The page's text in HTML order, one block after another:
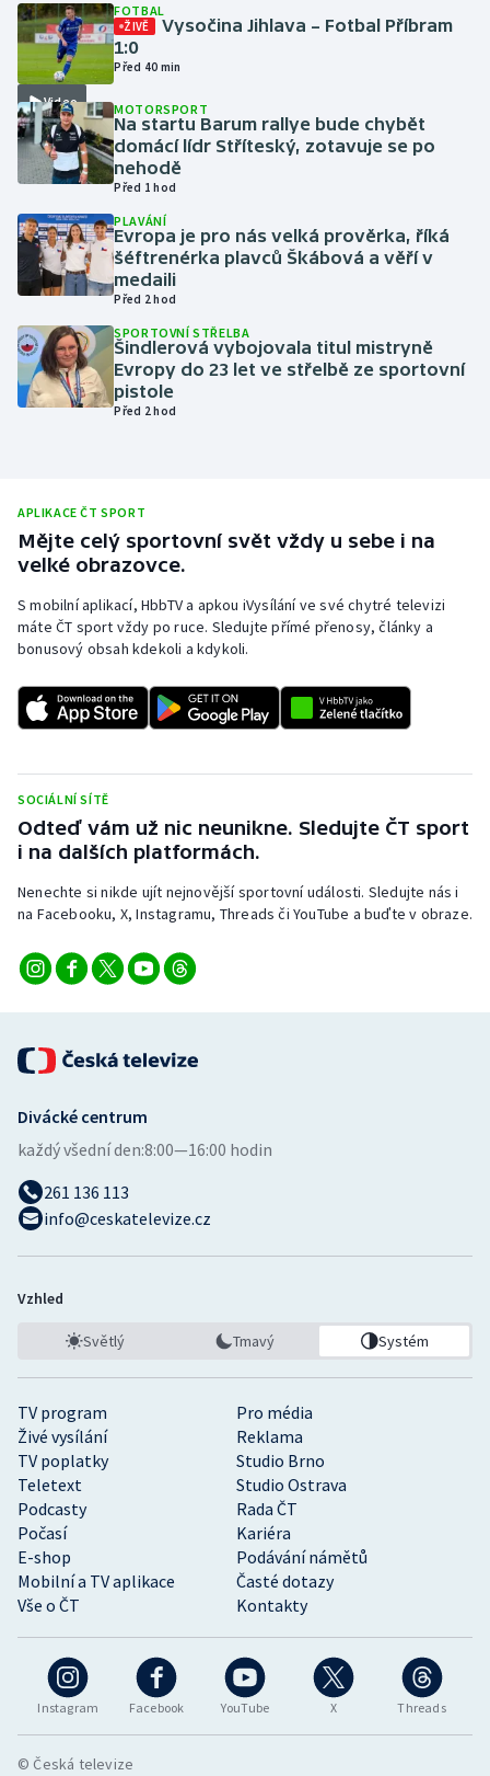
Judo
Krasobruslení
Lezení
Lyže a snowboard
Moderní pětiboj
Motorsport
Olympijské hry
Parasport
Ragby
Rychlobruslení
Rychlostní kanoistika
Short track
Stolní tenis
Triatlon
Veslování
Vodní slalom
Ostatní
Video
FOTBAL
ŽIVĚ
Vysočina Jihlava – Fotbal Příbram
1:0
Před 40 min
MOTORSPORT
Na startu Barum rallye bude chybět
domácí lídr Stříteský, zotavuje se po
nehodě
Před 1 hod
PLAVÁNÍ
Evropa je pro nás velká prověrka, říká
šéftrenérka plavců Škábová a věří v
medaili
Před 2 hod
SPORTOVNÍ STŘELBA
Šindlerová vybojovala titul mistryně
Evropy do 23 let ve střelbě ze sportovní
pistole
Před 2 hod
APLIKACE ČT SPORT
Mějte celý sportovní svět vždy u sebe i na
velké obrazovce.
S mobilní aplikací, HbbTV a apkou iVysílání ve své chytré televizi
máte ČT sport vždy po ruce. Sledujte přímé přenosy, články a
bonusový obsah kdekoli a kdykoli.
SOCIÁLNÍ SÍTĚ
Odteď vám už nic neunikne. Sledujte ČT sport
i na dalších platformách.
Nenechte si nikde ujít nejnovější sportovní události. Sledujte nás i
na Facebooku, X, Instagramu, Threads či YouTube a buďte v obraze.
Instagram Facebook YouTube X Threads
TV program
Pro média
Živé vysílání
Reklama
TV poplatky
Studio Brno
Teletext
Studio Ostrava
Podcasty
Rada ČT
Počasí
Kariéra
E-shop
Podávání námětů
Mobilní a TV aplikace
Časté dotazy
Vše o ČT
Kontakty
Divácké centrum
každý všední den:8:00—16:00 hodin
261 136 113
info@ceskatelevize.cz
Vzhled
Světlý Tmavý Systém
© Česká televize